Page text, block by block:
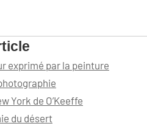
exprimé par la peinture
York de O’Keeffe
du désert